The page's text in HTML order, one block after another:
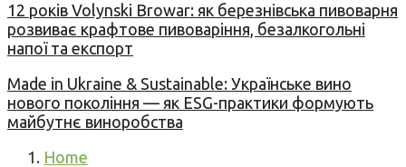
12 років Volynski Browar: як березнівська пивоварня
розвиває крафтове пивоваріння, безалкогольні
напої та експорт
Made in Ukraine & Sustainable: Українське вино
нового покоління — як ESG-практики формують
майбутнє виноробства
Home